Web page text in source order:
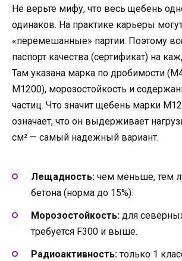
Не верьте мифу, что весь щебень
одинаков. На практике карьеры
«перемешанные» партии. Поэтому
паспорт качества (сертификат) на
Там указана марка по дробимости
М1200), морозостойкость и
частиц. Что значит щебень марки
означает, что он выдерживает
см² — самый надежный вариант.
Лещадность: чем меньше, тем
бетона (норма до 15%).
Морозостойкость: для
требуется F300 и выше.
Радиоактивность: только 1